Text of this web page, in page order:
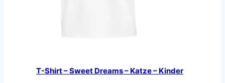
T-Shirt – Sweet Dreams – Katze – Kinder